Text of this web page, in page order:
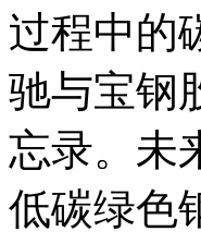
过程中的
驰与宝钢
忘录。未
低碳绿色